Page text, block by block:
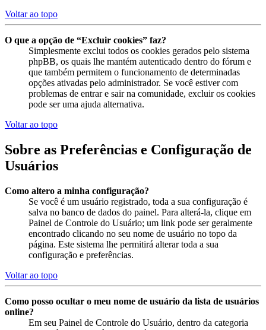
Voltar ao topo
O que a opção de “Excluir cookies” faz?
Simplesmente exclui todos os cookies gerados pelo sistema
phpBB, os quais lhe mantém autenticado dentro do fórum e
que também permitem o funcionamento de determinadas
opções ativadas pelo administrador. Se você estiver com
problemas de entrar e sair na comunidade, excluir os cookies
pode ser uma ajuda alternativa.
Voltar ao topo
Sobre as Preferências e Configuração de
Usuários
Como altero a minha configuração?
Se você é um usuário registrado, toda a sua configuração é
salva no banco de dados do painel. Para alterá-la, clique em
Painel de Controle do Usuário; um link pode ser geralmente
encontrado clicando no seu nome de usuário no topo da
página. Este sistema lhe permitirá alterar toda a sua
configuração e preferências.
Voltar ao topo
Como posso ocultar o meu nome de usuário da lista de usuários
online?
Em seu Painel de Controle do Usuário, dentro da categoria